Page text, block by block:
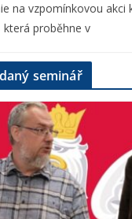
na vzpomínkovou akci
která proběhne v
seminář